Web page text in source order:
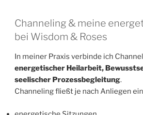
Channeling & meine
bei Wisdom & Roses
In meiner Praxis verbinde ich
energetischer Heilarbeit,
seelischer Prozessbegleitung.
Channeling fließt je nach Anliegen